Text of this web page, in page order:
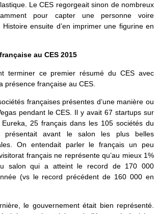
Le CES regorgeait sinon de nombreux
pour capter une personne voire
ensuite d’en imprimer une figurine en
au CES 2015
terminer ce premier résumé du CES avec
présence française au CES.
françaises présentes d’une manière ou
pendant le CES. Il y avait 67 startups sur
25 français dans les 105 sociétés du
présentait avant le salon les plus belles
On entendait parler le français un peu
français ne représente qu’au mieux 1%
salon qui a atteint le record de 170 000
(vs le record précédent de 160 000 en
le gouvernement était bien représenté.